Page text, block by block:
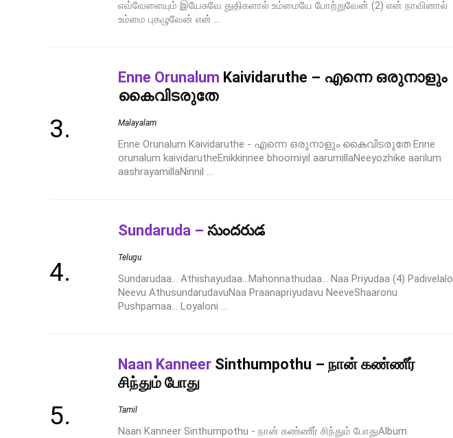
எவ்வேளையும் இயேசுவே துதிகளால் உம்மையே போற்றுவேன் (2) என் நாவினால்
உம்மை புகழுவேன் என் ...
Enne Orunalum Kaividaruthe – എന്നെ ഒരുനാളും
കൈവിടരുതേ
Malayalam
Enne Orunalum Kaividaruthe - എന്നെ ഒരുനാളും കൈവിടരുതേ Enne
orunalum kaividarutheEnikkinnee bhoomiyil aarumillaNeeyozhike aarilum
aashrayamillaNinnil ...
Sundaruda – సుందరుడ
Telugu
Sundarudaa… Athishayudaa…Mahonnathudaa… Naa Priyudaa (4) Padivelalo
Neevu AthusundarudavuNaa Praanapriyudavu NeeveShaaronu
Pushpamaa… Loyaloni ...
Naan Kanneer Sinthumpothu – நான் கண்ணீர்
சிந்தும் போது
Tamil
Naan Kanneer Sinthumpothu - நான் கண்ணீர் சிந்தும் போதுAlbum